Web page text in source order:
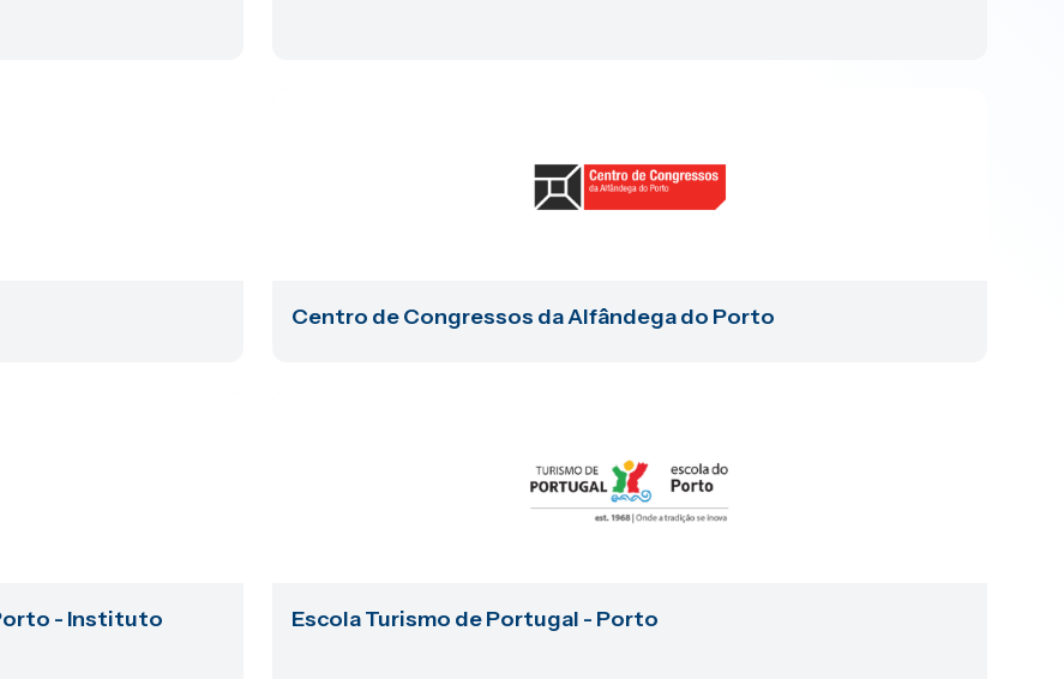
Centro de Congressos da Alfândega do Porto
- Instituto
Escola Turismo de Portugal - Porto